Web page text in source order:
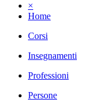
×
Home
Corsi
Insegnamenti
Professioni
Persone